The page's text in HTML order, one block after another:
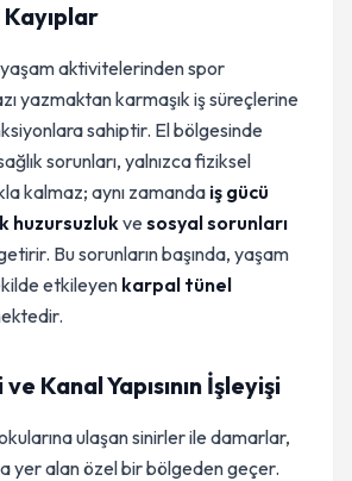
aktivitelerinden spor
yazmaktan karmaşık iş süreçlerine
sahiptir. El bölgesinde
sorunları, yalnızca fiziksel
kalmaz; aynı zamanda iş gücü
huzursuzlukve sosyal sorunları
Bu sorunların başında, yaşam
etkileyen karpal tünel
Kanal Yapısının İşleyişi
ulaşan sinirler ile damarlar,
yer alan özel bir bölgeden geçer.